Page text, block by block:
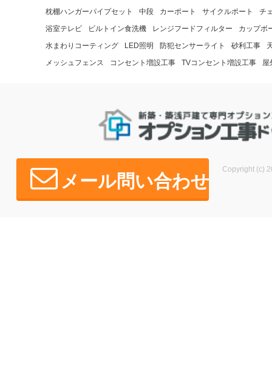
枕棚ハンガーパイプセット
中段 カーポート サイクルポート
チ
浴室テレビ
ビルトイン食洗機 レンジフードフィルター
カップボ
水まわりコーティング
LED照明 防犯センサーライト 砂利工事
メッシュフェンス
コンセント増設工事 TVコンセント増設工事 屋
メール問い合わせ
Copyright (c)